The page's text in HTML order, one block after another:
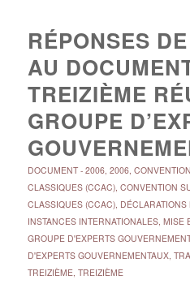
RÉPONSES
AU
TREIZIÈME
GROUPE
DOCUMENT- 2006, 2006,
CLASSIQUES (CCAC), CONVENTION
CLASSIQUES (CCAC),
INSTANCES INTERNATIONALES, MISE
GROUPE D'EXPERTS
D'EXPERTS GOUVERNEMENTAUX,
TREIZIÈME, TREIZIÈME